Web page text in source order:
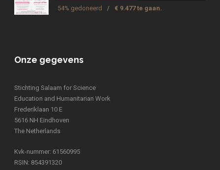
54% gedoneerd / € 9.477 te gaan.
Onze gegevens
Stichting Salaam for Science
Education and Humanitarian Work
Frederiklaan 10 E
5616 NH Eindhoven
The Netherlands
Kvk-nummer: 61560995
RSIN: 854391320